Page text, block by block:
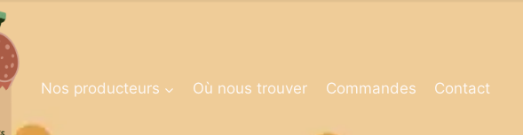
Nos producteurs
Où nous trouver Commandes Contact